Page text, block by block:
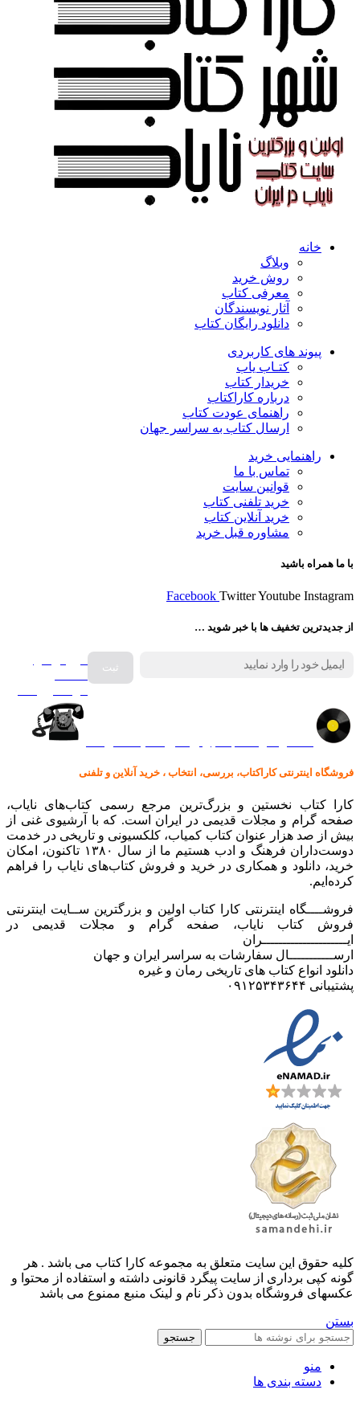
خانه
وبلاگ
روش خرید
معرفی کتاب
آثار نویسندگان
دانلود رایگان کتاب
پیوند های کاربردی
کتـاب یاب
خریدار کتاب
درباره کاراکتاب
راهنمای عودت کتاب
ارسال کتاب به سراسر جهان
راهنمایی خرید
تماس با ما
قوانین سایت
خرید تلفنی کتاب
خرید آنلاین کتاب
مشاوره قبل خرید
با ما همراه باشید
Facebook TwitterYoutube Instagram
از جدیدترین تخفیف ها با خبر شوید …
فروش انواع
فروشگاه اینترنتی کاراکتاب، بررسی، انتخاب ، خرید آنلاین و تلفنی
کارا کتاب نخستین و بزرگ‌ترین مرجع رسمی کتاب‌های نایاب،
صفحه گرام و مجلات قدیمی در ایران است. که با آرشیوی غنی از
بیش از صد هزار عنوان کتاب کمیاب، کلکسیونی و تاریخی در خدمت
دوست‌داران فرهنگ و ادب هستیم ما از سال ۱۳۸۰ تاکنون، امکان
خرید، دانلود و همکاری در خرید و فروش کتاب‌های نایاب را فراهم
کرده‌ایم.
فروشــــگاه اینترنتی کارا کتاب اولین و بزرگترین ســایت اینترنتی
فروش کتاب نایاب، صفحه گرام و مجلات قدیمی در
ایـــــــــــــــــــــران
ارســـــــــــال سفارشات به سراسر ایران و جهان
دانلود انواع کتاب های تاریخی رمان و غیره
پشتیبانی ۰۹۱۲۵۳۴۳۶۴۴
کليه حقوق اين سايت متعلق به مجموعه کارا کتاب می باشد . هر
گونه کپی برداری از سایت پیگرد قانونی داشته و استفاده از محتوا و
عکسهای فروشگاه بدون ذکر نام و لینک منبع ممنوع می باشد
بستن
جستجو
منو
دسته بندی ها